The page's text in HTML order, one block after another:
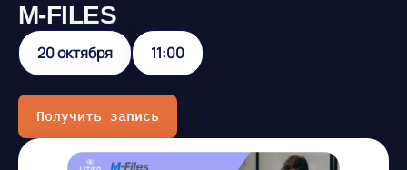
M-FILES
20 октября 11:00
Получить запись